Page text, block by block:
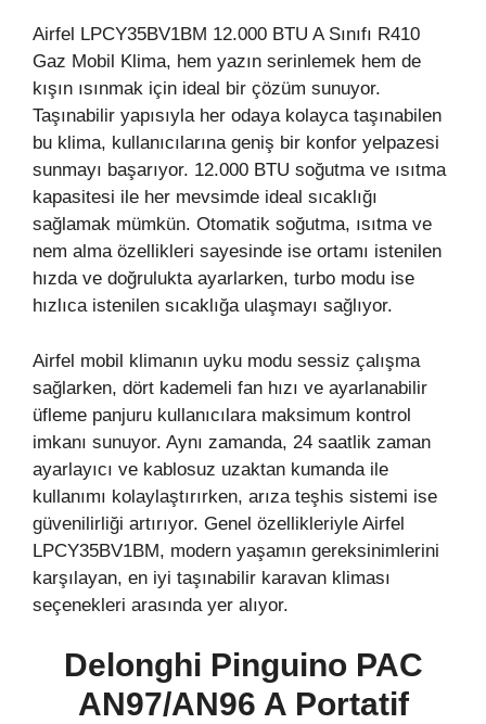
Airfel LPCY35BV1BM 12.000 BTU A Sınıfı R410
Gaz Mobil Klima, hem yazın serinlemek hem de
kışın ısınmak için ideal bir çözüm sunuyor.
Taşınabilir yapısıyla her odaya kolayca taşınabilen
bu klima, kullanıcılarına geniş bir konfor yelpazesi
sunmayı başarıyor. 12.000 BTU soğutma ve ısıtma
kapasitesi ile her mevsimde ideal sıcaklığı
sağlamak mümkün. Otomatik soğutma, ısıtma ve
nem alma özellikleri sayesinde ise ortamı istenilen
hızda ve doğrulukta ayarlarken, turbo modu ise
hızlıca istenilen sıcaklığa ulaşmayı sağlıyor.
Airfel mobil klimanın uyku modu sessiz çalışma
sağlarken, dört kademeli fan hızı ve ayarlanabilir
üfleme panjuru kullanıcılara maksimum kontrol
imkanı sunuyor. Aynı zamanda, 24 saatlik zaman
ayarlayıcı ve kablosuz uzaktan kumanda ile
kullanımı kolaylaştırırken, arıza teşhis sistemi ise
güvenilirliği artırıyor. Genel özellikleriyle Airfel
LPCY35BV1BM, modern yaşamın gereksinimlerini
karşılayan, en iyi taşınabilir karavan kliması
seçenekleri arasında yer alıyor.
Delonghi Pinguino PAC
AN97/AN96 A Portatif